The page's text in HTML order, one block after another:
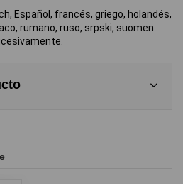
Español, francés, griego, holandés,
rumano, ruso, srpski, suomen